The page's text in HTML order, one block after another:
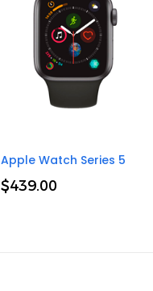
Apple Watch Series 5
$439.00